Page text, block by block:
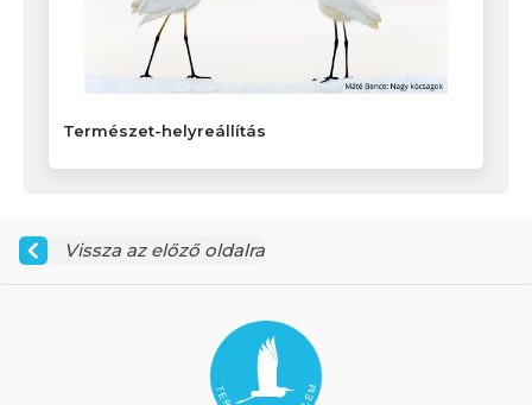
Természet-helyreállítás
Vissza az előző oldalra